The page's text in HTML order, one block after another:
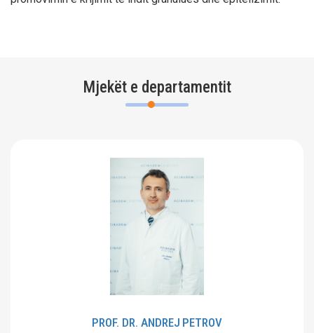
Mjekët e departamentit
PROF. DR. ANDREJ PETROV